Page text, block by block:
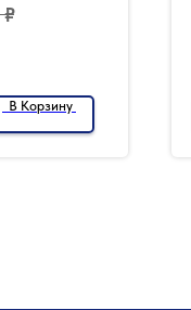
₽
В Корзину